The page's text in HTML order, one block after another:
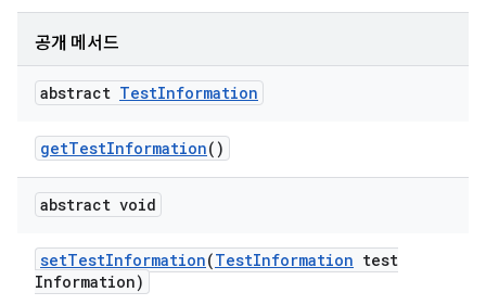
공개 메서드
abstract TestInformation
getTestInformation()
abstract void
setTestInformation(TestInformation test
Information)